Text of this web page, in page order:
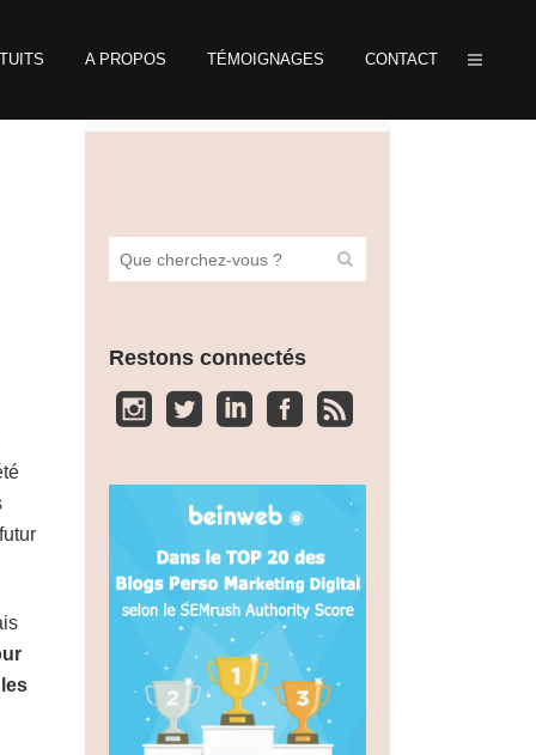
A PROPOS TÉMOIGNAGES CONTACT
Restons connectés